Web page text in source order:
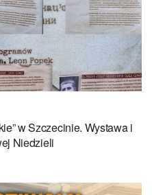
w Szczecinie. Wystawa i
Niedzieli